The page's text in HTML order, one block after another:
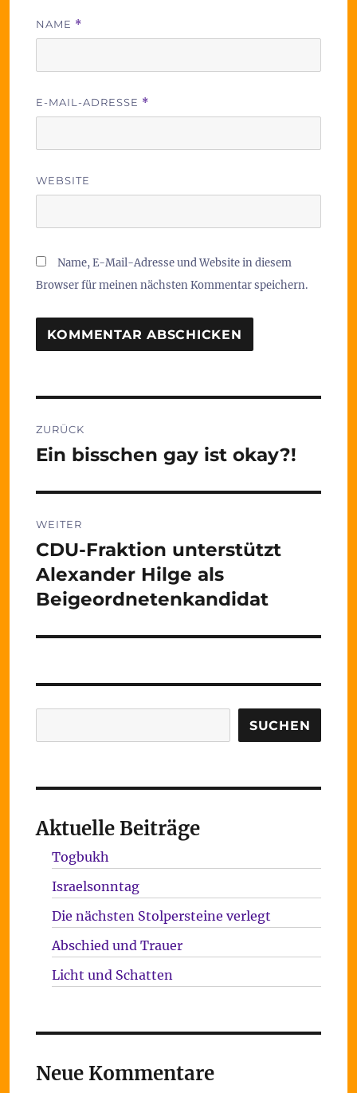
NAME *
E-MAIL-ADRESSE *
WEBSITE
Name, E-Mail-Adresse und Website in diesem
Browser für meinen nächsten Kommentar speichern.
ZURÜCK
Vorheriger
Ein bisschen gay ist okay?!
WEITER
Nächster
Beitrag:
CDU-Fraktion unterstützt
Alexander Hilge als
Beigeordnetenkandidat
SUCHEN
Aktuelle Beiträge
Togbukh
Israelsonntag
Die nächsten Stolpersteine verlegt
Abschied und Trauer
Licht und Schatten
Neue Kommentare